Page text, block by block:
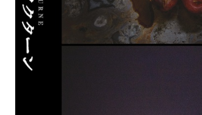
PRIVACY POLICY
INSTAGRAM
GALLERY
PUBLISHING